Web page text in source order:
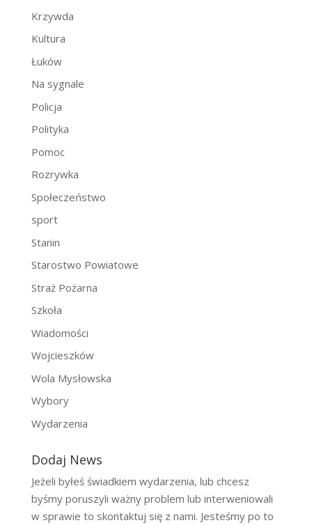
Krzywda
Kultura
Łuków
Na sygnale
Policja
Polityka
Pomoc
Rozrywka
Społeczeństwo
sport
Stanin
Starostwo Powiatowe
Straż Pożarna
Szkoła
Wiadomości
Wojcieszków
Wola Mysłowska
Wybory
Wydarzenia
Dodaj News
Jeżeli byłeś świadkiem wydarzenia, lub chcesz
byśmy poruszyli ważny problem lub interweniowali
w sprawie to skontaktuj się z nami. Jesteśmy po to